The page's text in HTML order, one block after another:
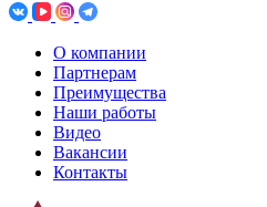
О компании
Партнерам
Преимущества
Наши работы
Видео
Вакансии
Контакты